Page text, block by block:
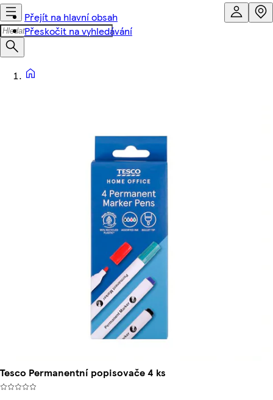
Přejít na hlavní obsah
Přeskočit na vyhledávání
Tesco Permanentní popisovače 4 ks